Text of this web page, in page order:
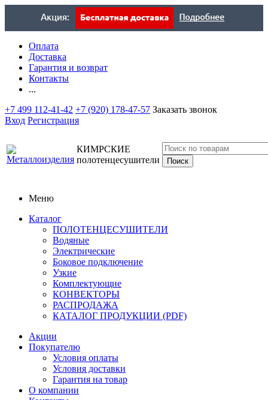
Оплата
Доставка
Гарантия и возврат
Контакты
...
+7 499 112-41-42 +7 (920) 178-47-57 Заказать звонок
Вход Регистрация
КИМРСКИЕ
полотенцесушители
Меню
Каталог
ПОЛОТЕНЦЕСУШИТЕЛИ
Водяные
Электрические
Боковое подключение
Узкие
Комплектующие
КОНВЕКТОРЫ
РАСПРОДАЖА
КАТАЛОГ ПРОДУКЦИИ (PDF)
Акции
Покупателю
Условия оплаты
Условия доставки
Гарантия на товар
О компании